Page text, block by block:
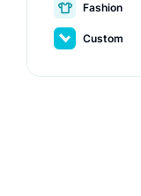
Fashion
Custom